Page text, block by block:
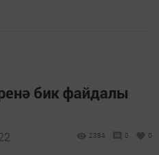
бик файдалы
2384 0 0